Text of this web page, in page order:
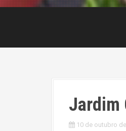
Jardim
10 de outubro